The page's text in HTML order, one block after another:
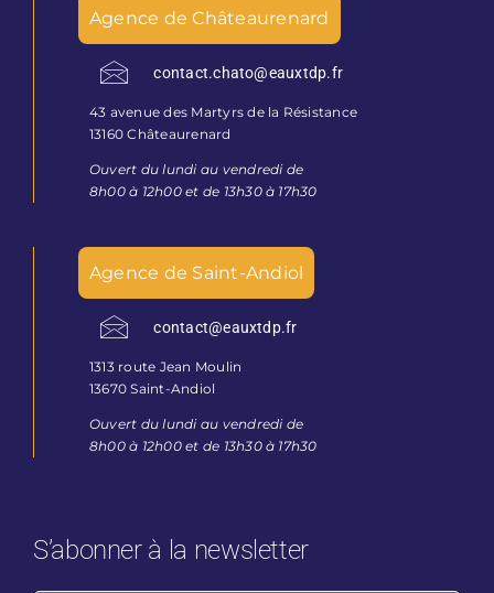
Agence de Châteaurenard
contact.chato@eauxtdp.fr
43 avenue des Martyrs de la Résistance
13160 Châteaurenard
Ouvert du lundi au vendredi de
8h00 à 12h00 et de 13h30 à 17h30
Agence de Saint-Andiol
contact@eauxtdp.fr
1313 route Jean Moulin
13670 Saint-Andiol
Ouvert du lundi au vendredi de
8h00 à 12h00 et de 13h30 à 17h30
S’abonner à la newsletter